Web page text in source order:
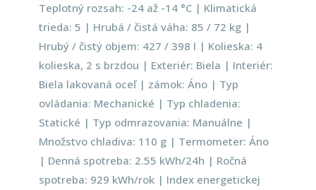
Teplotný rozsah: -24 až -14 °C | Klimatická
trieda: 5 | Hrubá / čistá váha: 85 / 72 kg |
Hrubý / čistý objem: 427 / 398 l | Kolieska: 4
kolieska, 2 s brzdou | Exteriér: Biela | Interiér:
Biela lakovaná oceľ | zámok: Áno | Typ
ovládania: Mechanické | Typ chladenia:
Statické | Typ odmrazovania: Manuálne |
Množstvo chladiva: 110 g | Termometer: Áno
| Denná spotreba: 2.55 kWh/24h | Ročná
spotreba: 929 kWh/rok | Index energetickej